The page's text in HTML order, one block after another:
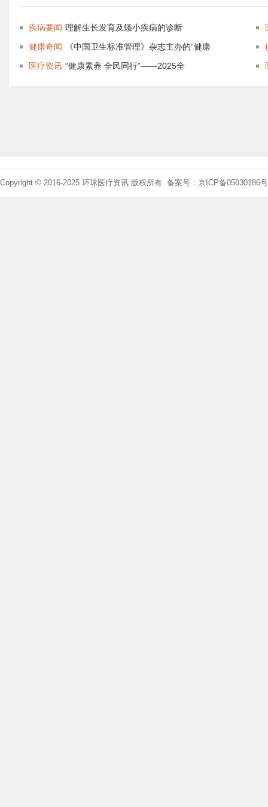
疾病要闻 理解生长发育及矮小疾病的诊断
健康奇闻
《中国卫生标准管理》杂志主办的“健康
医疗资讯 “健康素养 全民同行”——2025全
Copyright © 2016-2025 环球医疗资讯 版权所有 备案号：京ICP备05030186